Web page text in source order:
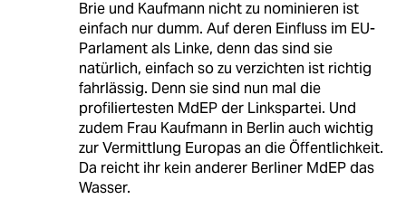
Brie und Kaufmann nicht zu nominieren ist
einfach nur dumm. Auf deren Einfluss im EU-
Parlament als Linke, denn das sind sie
natürlich, einfach so zu verzichten ist richtig
fahrlässig. Denn sie sind nun mal die
profiliertesten MdEP der Linkspartei. Und
zudem Frau Kaufmann in Berlin auch wichtig
zur Vermittlung Europas an die Öffentlichkeit.
Da reicht ihr kein anderer Berliner MdEP das
Wasser.